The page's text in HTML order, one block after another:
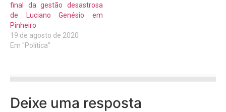
final da gestão desastrosa
de Luciano Genésio em
Pinheiro
19 de agosto de 2020
Em "Política"
Deixe uma resposta